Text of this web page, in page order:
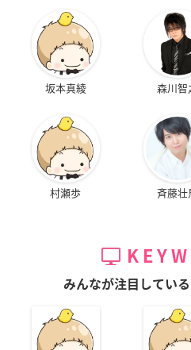
坂本真綾 森川智
村瀬歩 斉藤壮
みんなが注目してい